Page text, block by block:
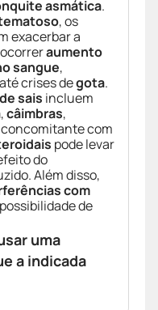
asmática.
, os
exacerbar a
aumento
sangue,
crises degota.
sais incluem
,câimbras,
concomitante com
pode levar
do
Além disso,
com
de
uma
a indicada